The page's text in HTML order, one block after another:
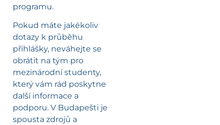
programu.
Pokud máte jakékoliv
dotazy k průběhu
přihlášky, neváhejte se
obrátit na tým pro
mezinárodní studenty,
který vám rád poskytne
další informace a
podporu. V Budapešti je
spousta zdrojů a